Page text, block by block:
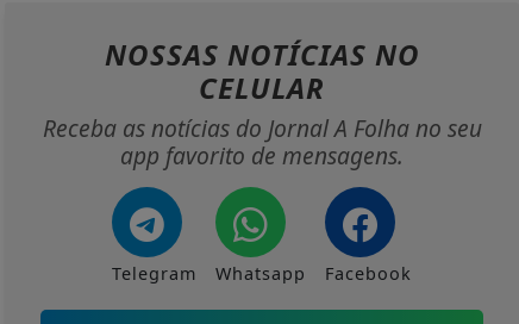
NOSSAS NOTÍCIAS NO
CELULAR
Receba as notícias do Jornal A Folha no seu
app favorito de mensagens.
Telegram Whatsapp Facebook